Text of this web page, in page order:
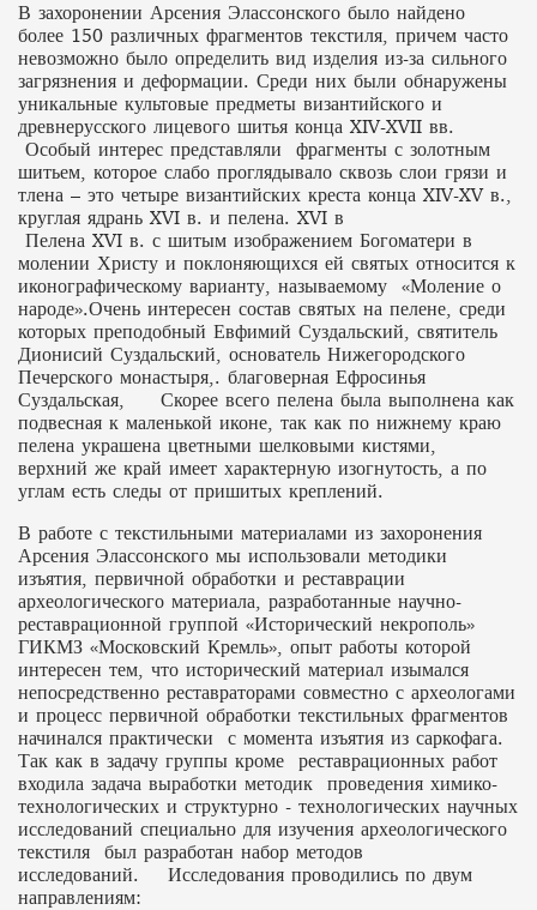
В захоронении Арсения Элассонского было найдено
более 150 различных фрагментов текстиля, причем часто
невозможно было определить вид изделия из-за сильного
загрязнения и деформации. Среди них были обнаружены
уникальные культовые предметы византийского и
древнерусского лицевого шитья конца XIV-XVII вв.
Особый интерес представляли фрагменты с золотным
шитьем, которое слабо проглядывало сквозь слои грязи и
тлена – это четыре византийских креста конца XIV-XV в.,
круглая ядрань XVI в. и пелена. XVI в
Пелена XVI в. с шитым изображением Богоматери в
молении Христу и поклоняющихся ей святых относится к
иконографическому варианту, называемому «Моление о
народе».Очень интересен состав святых на пелене, среди
которых преподобный Евфимий Суздальский, святитель
Дионисий Суздальский, основатель Нижегородского
Печерского монастыря,. благоверная Ефросинья
Суздальская, Скорее всего пелена была выполнена как
подвесная к маленькой иконе, так как по нижнему краю
пелена украшена цветными шелковыми кистями,
верхний же край имеет характерную изогнутость, а по
углам есть следы от пришитых креплений.
В работе с текстильными материалами из захоронения
Арсения Элассонского мы использовали методики
изъятия, первичной обработки и реставрации
археологического материала, разработанные научно-
реставрационной группой «Исторический некрополь»
ГИКМЗ «Московский Кремль», опыт работы которой
интересен тем, что исторический материал изымался
непосредственно реставраторами совместно с археологами
и процесс первичной обработки текстильных фрагментов
начинался практически с момента изъятия из саркофага.
Так как в задачу группы кроме реставрационных работ
входила задача выработки методик проведения химико-
технологических и структурно - технологических научных
исследований специально для изучения археологического
текстиля был разработан набор методов
исследований. Исследования проводились по двум
направлениям: